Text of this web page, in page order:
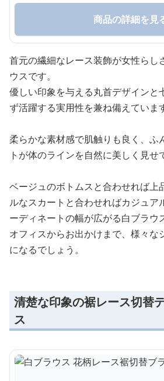
商品の詳細を見
首元の繊細なレース装飾が女性らし
ウスです。
優しい印象を与える丸首デザインと
ず活躍する実用性を兼ね備えていま
柔らかな素材感で肌触りも良く、ふ
トが体のラインを自然に美しく見せ
ベージュのボトムスと合わせれば上
ルなスカートと合わせればカジュア
ーディネートの幅が広がる白ブラウ
オフィスからお出かけまで、様々な
になるでしょう。
清楚な印象の裾レース切替
ス